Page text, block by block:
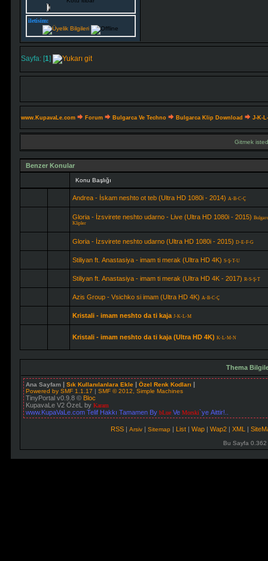
iletisim:
Sayfa: [1]
www.KupavaLe.com Forum Bulgarca Ve Techno Bulgarca Klip Download J-K-
Gitmek
Benzer Konular
Konu Başlığı
Andrea - İskam neshto ot teb (Ultra HD 1080i - 2014) A-B-C-Ç
Gloria - İzsvirete neshto udarno - Live (Ultra HD 1080i - 2015)
Klipler
Gloria - İzsvirete neshto udarno (Ultra HD 1080i - 2015) D-E-F-G
Stiliyan ft. Anastasiya - imam ti merak (Ultra HD 4K) S-Ş-T-U
Stiliyan ft. Anastasiya - imam ti merak (Ultra HD 4K - 2017) R-S-Ş-T
Azis Group - Vsichko si imam (Ultra HD 4K) A-B-C-Ç
Kristali - imam neshto da ti kaja J-K-L-M
Kristali - imam neshto da ti kaja (Ultra HD 4K) K-L-M-N
Thema
Ana Sayfam | Sık Kullanılanlara Ekle | Özel Renk Kodları |
Powered by SMF 1.1.17 | SMF © 2012, Simple Machines
TinyPortal v0.9.8 © Bloc
KupavaLe V2 ÖzeL by Karam
www.KupaVaLe.com Telif Hakkı Tamamen By bLueVe Morski`ye Aittir!..
RSS | Arsiv | Sitemap | List | Wap | Wap2 | XML |
Bu Sayfa